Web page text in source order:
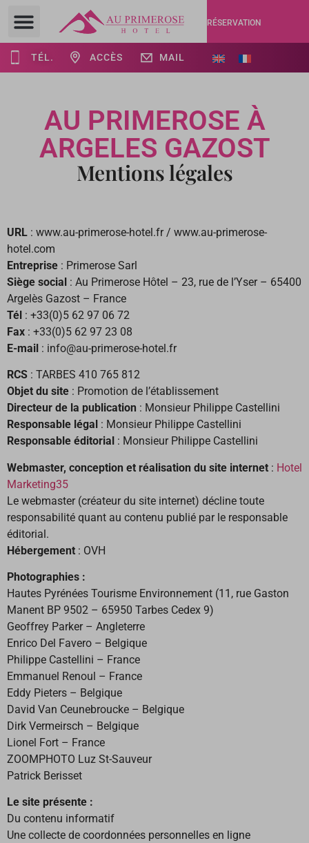
RÉSERVATION
TÉL. ACCÈS MAIL
AU PRIMEROSE À
ARGELES GAZOST
Mentions légales
URL : www.au-primerose-hotel.fr / www.au-primerose-
hotel.com
Entreprise : Primerose Sarl
Siège social : Au Primerose Hôtel – 23, rue de l’Yser – 65400
Argelès Gazost – France
Tél : +33(0)5 62 97 06 72
Fax : +33(0)5 62 97 23 08
E-mail : info@au-primerose-hotel.fr
RCS : TARBES 410 765 812
Objet du site : Promotion de l’établissement
Directeur de la publication : Monsieur Philippe Castellini
Responsable légal : Monsieur Philippe Castellini
Responsable éditorial : Monsieur Philippe Castellini
Webmaster, conception et réalisation du site internet : Hotel
Marketing35
Le webmaster (créateur du site internet) décline toute
responsabilité quant au contenu publié par le responsable
éditorial.
Hébergement : OVH
Photographies :
Hautes Pyrénées Tourisme Environnement (11, rue Gaston
Manent BP 9502 – 65950 Tarbes Cedex 9)
Geoffrey Parker – Angleterre
Enrico Del Favero – Belgique
Philippe Castellini – France
Emmanuel Renoul – France
Eddy Pieters – Belgique
David Van Ceunebroucke – Belgique
Dirk Vermeirsch – Belgique
Lionel Fort – France
ZOOMPHOTO Luz St-Sauveur
Patrick Berisset
Le site présente :
Du contenu informatif
Une collecte de coordonnées personnelles en ligne